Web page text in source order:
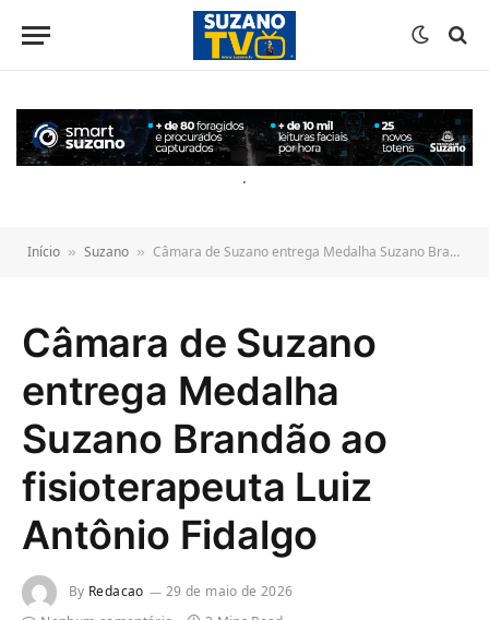
conteúdo
.
Início » Suzano » Câmara de Suzano entrega Medalha Suzano Brandão ao fisioterapeuta Luiz Antônio Fidalgo
Câmara de Suzano
entrega Medalha
Suzano Brandão ao
fisioterapeuta Luiz
Antônio Fidalgo
By Redacao
29 de maio de 2026